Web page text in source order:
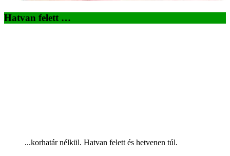
Hatvan felett …
...korhatár nélkül. Hatvan felett és hetvenen túl.